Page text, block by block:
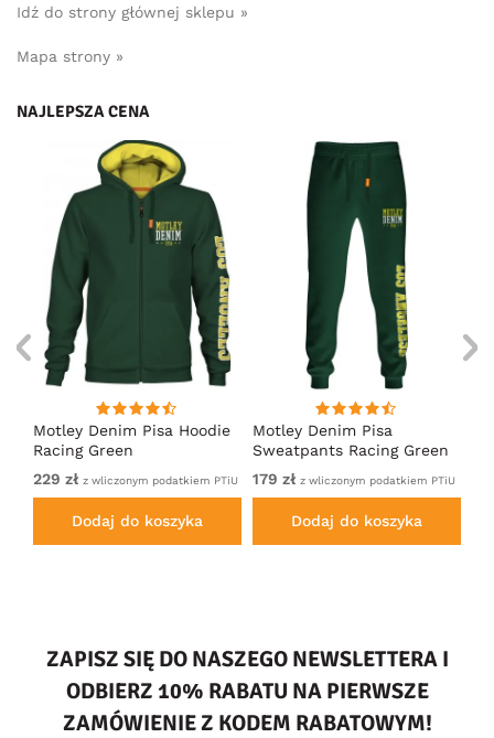
Idź do strony głównej sklepu »
Mapa strony »
NAJLEPSZA CENA
Motley Denim Pisa Hoodie
Racing Green
229 zł z wliczonym podatkiem PTiU
Dodaj do koszyka
Motley Denim Pisa
Sweatpants Racing Green
179 zł z wliczonym podatkiem PTiU
Dodaj do koszyka
ZAPISZ SIĘ DO NASZEGO NEWSLETTERA I
ODBIERZ 10% RABATU NA PIERWSZE
ZAMÓWIENIE Z KODEM RABATOWYM!